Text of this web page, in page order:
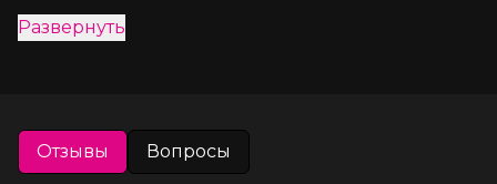
виброрежимы во время занятий любовью.Эротические
удерживать кнопку на корпусе вибропули. Должен
загореться/погаснуть световой индикатор.Переключение
виброрежимов: краткое нажатие той же
Развернуть
Отзывы Вопросы